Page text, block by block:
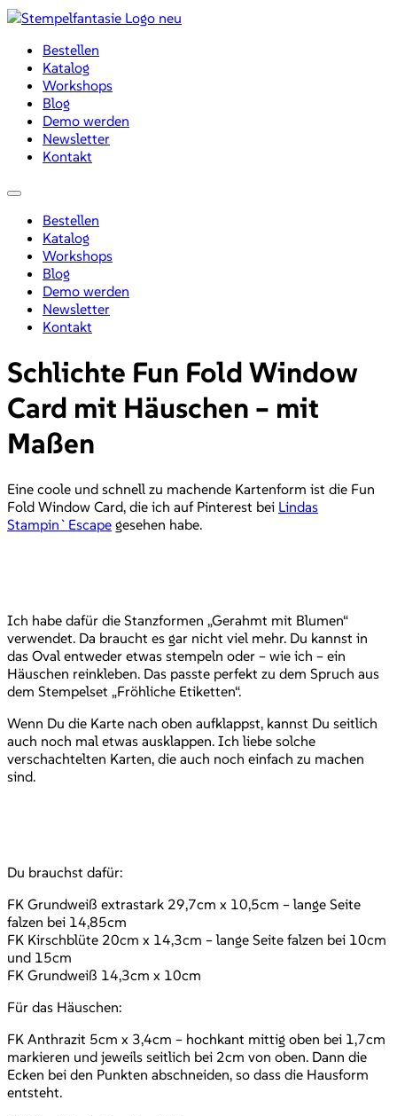
Zum
wechselnBestellen
Katalog
Workshops
Blog
Demo werden
Newsletter
Kontakt
Menü
Bestellen
Katalog
Workshops
Blog
Demo werden
Newsletter
Kontakt
Schlichte Fun Fold Window
Card mit Häuschen – mit
Maßen
Eine coole und schnell zu machende Kartenform ist die Fun
Fold Window Card, die ich auf Pinterest bei Lindas
Stampin`Escape gesehen habe.
Ich habe dafür die Stanzformen „Gerahmt mit Blumen“
verwendet. Da braucht es gar nicht viel mehr. Du kannst in
das Oval entweder etwas stempeln oder – wie ich – ein
Häuschen reinkleben. Das passte perfekt zu dem Spruch aus
dem Stempelset „Fröhliche Etiketten“.
Wenn Du die Karte nach oben aufklappst, kannst Du seitlich
auch noch mal etwas ausklappen. Ich liebe solche
verschachtelten Karten, die auch noch einfach zu machen
sind.
Du brauchst dafür:
FK Grundweiß extrastark 29,7cm x 10,5cm – lange Seite
falzen bei 14,85cm
FK Kirschblüte 20cm x 14,3cm – lange Seite falzen bei 10cm
und 15cm
FK Grundweiß 14,3cm x 10cm
Für das Häuschen:
FK Anthrazit 5cm x 3,4cm – hochkant mittig oben bei 1,7cm
markieren und jeweils seitlich bei 2cm von oben. Dann die
Ecken bei den Punkten abschneiden, so dass die Hausform
entsteht.